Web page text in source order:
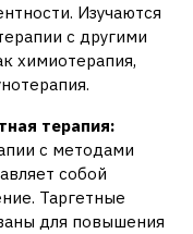
Изучаются
с другими
химиотерапия‚
терапия:
с методами
собой
Таргетные
для повышения